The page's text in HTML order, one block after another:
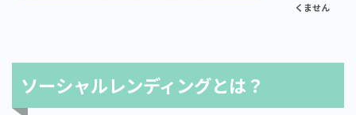
くません
ソーシャルレンディングとは？